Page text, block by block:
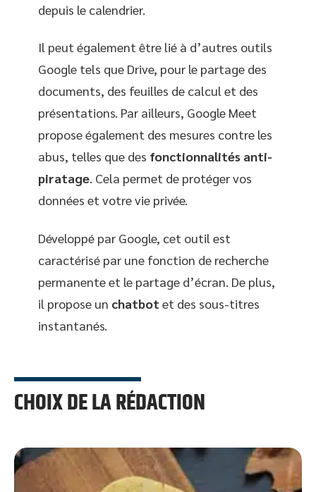
depuis le calendrier.
Il peut également être lié à d’autres outils
Google tels que Drive, pour le partage des
documents, des feuilles de calcul et des
présentations. Par ailleurs, Google Meet
propose également des mesures contre les
abus, telles que des fonctionnalités anti-
piratage. Cela permet de protéger vos
données et votre vie privée.
Développé par Google, cet outil est
caractérisé par une fonction de recherche
permanente et le partage d’écran. De plus,
il propose un chatbot et des sous-titres
instantanés.
CHOIX DE LA RÉDACTION